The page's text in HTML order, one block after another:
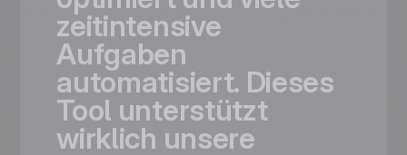
zeitintensive
Aufgaben
automatisiert. Dieses
Tool unterstützt
wirklich unsere